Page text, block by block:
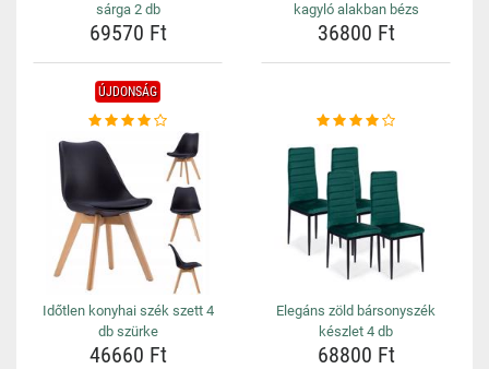
sárga 2 db
69570 Ft
kagyló alakban bézs
36800 Ft
ÚJDONSÁG
Időtlen konyhai szék szett 4
db szürke
46660 Ft
Elegáns zöld bársonyszék
készlet 4 db
68800 Ft